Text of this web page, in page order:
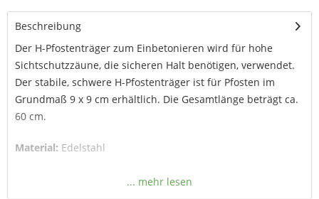
Beschreibung
Der H-Pfostenträger zum Einbetonieren wird für hohe
Sichtschutzzäune, die sicheren Halt benötigen, verwendet.
Der stabile, schwere H-Pfostenträger ist für Pfosten im
Grundmaß 9 x 9 cm erhältlich. Die Gesamtlänge beträgt ca.
60 cm.
Material: Edelstahl